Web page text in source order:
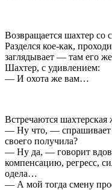
Возвращается шахтер со
Разделся кое-как,
заглядывает — там его
Шахтер, с удивлением:
— И охота же вам…
Встречаются шахтерская
— Ну что, — спрашивает
своего получила?
— Ну да, — говорит
компенсацию, регресс,
одела…
— А мой тогда смену